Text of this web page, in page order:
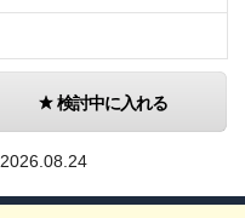
検討中に入れる
2026.08.24